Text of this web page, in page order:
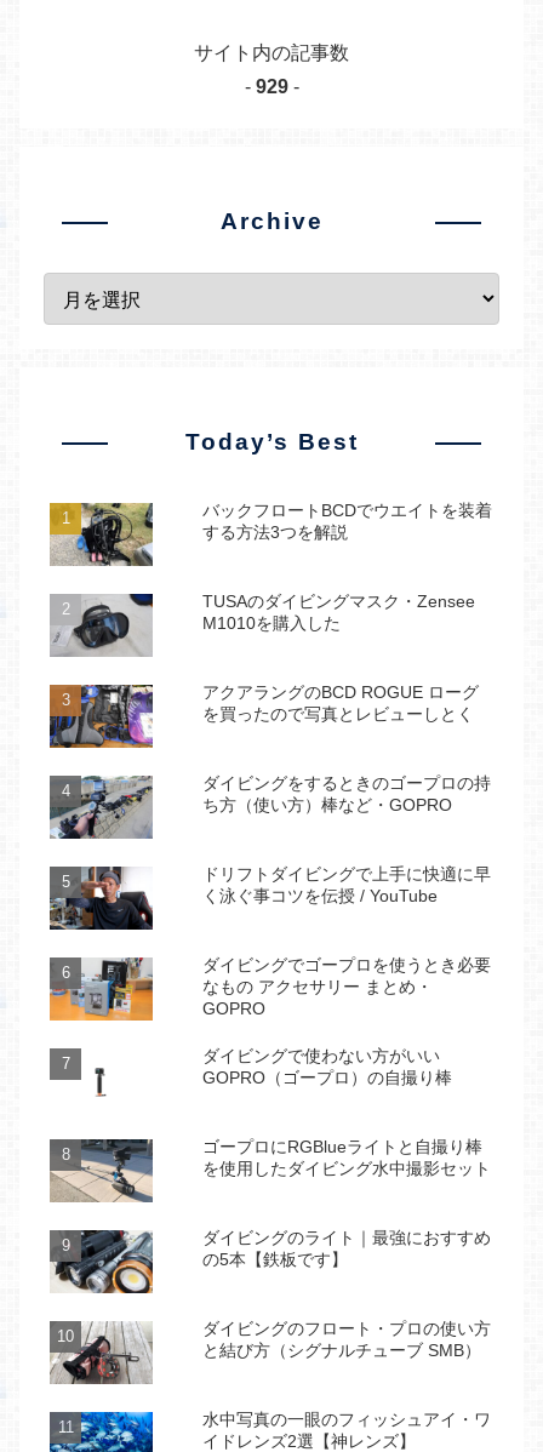
サイト内の記事数
- 929-
Archive
Today’s Best
バックフロートBCDでウエイトを装着
する方法3つを解説
TUSAのダイビングマスク・Zensee
M1010を購入した
アクアラングのBCD ROGUE ローグ
を買ったので写真とレビューしとく
ダイビングをするときのゴープロの持
ち方（使い方）棒など・GOPRO
ドリフトダイビングで上手に快適に早
く泳ぐ事コツを伝授 / YouTube
ダイビングでゴープロを使うとき必要
なもの アクセサリー まとめ・
GOPRO
ダイビングで使わない方がいい
GOPRO（ゴープロ）の自撮り棒
ゴープロにRGBlueライトと自撮り棒
を使用したダイビング水中撮影セット
ダイビングのライト｜最強におすすめ
の5本【鉄板です】
ダイビングのフロート・プロの使い方
と結び方（シグナルチューブ SMB）
水中写真の一眼のフィッシュアイ・ワ
イドレンズ2選【神レンズ】